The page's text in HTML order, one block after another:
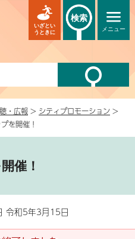
メニュー
いざとい
うときに
検索
・広報 > シティプロモーション >
を開催！
催！
和5年3月15日